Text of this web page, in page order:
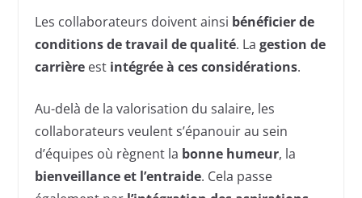
Les collaborateurs doivent ainsi bénéficier de
conditions de travail de qualité. La gestion de
carrièreest intégrée à ces considérations.
Au-delà de la valorisation du salaire, les
collaborateurs veulent s’épanouir au sein
d’équipes où règnent la bonne humeur, la
bienveillance et l’entraide. Cela passe